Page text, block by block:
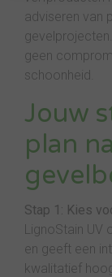
adviseren van
geen
schoonheid.
Jouw
plan
Stap 1: Kies
LignoStain UV
en geeft een
kwalitatief